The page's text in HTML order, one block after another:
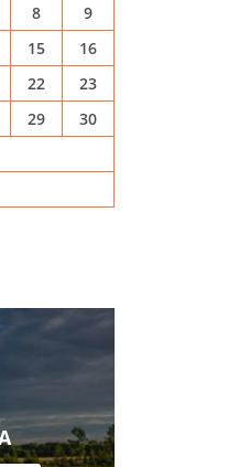
8
9
15
16
22
23
29
30